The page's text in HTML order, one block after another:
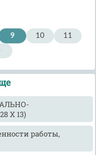
9 10
11
X 13)
работы,